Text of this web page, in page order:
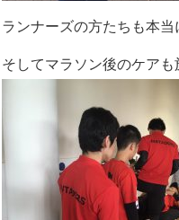
ランナーズの方たちも本当
そしてマラソン後のケアも